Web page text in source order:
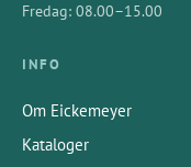
Fredag: 08.00–15.00
INFO
Om Eickemeyer
Kataloger